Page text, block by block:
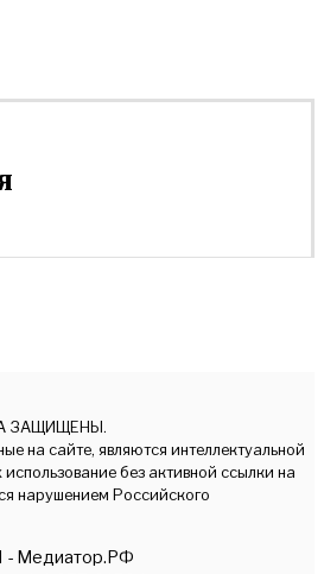
ЗАЩИЩЕНЫ.
на сайте, являются интеллектуальной
без активной ссылки на
нарушением Российского
- Медиатор.РФ